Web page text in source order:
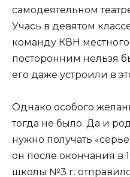
самодеятельном
Учась в девятом
команду КВН местного
посторонним нельзя
его даже устроили в
Однако особого
тогда не было. Да и
нужно получать
он после окончания в
школы №3 г.